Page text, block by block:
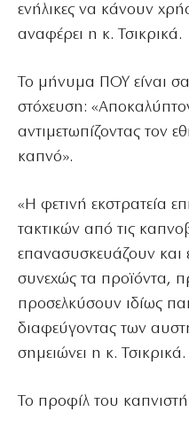
ενήλικες να κάνουν
αναφέρει η κ. Τσικρικά.
Το μήνυμα ΠΟΥ είναι
στόχευση:
αντιμετωπίζοντας τον
καπνό».
«Η φετινή εκστρατεία
τακτικών από τις
επανασυσκευάζουν και
συνεχώς τα προϊόντα,
προσελκύσουν ιδίως
διαφεύγοντας των
σημειώνει η κ. Τσικρικά.
Το προφίλ του καπνιστή